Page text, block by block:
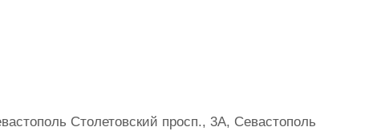
Столетовский просп., 3А, Севастополь